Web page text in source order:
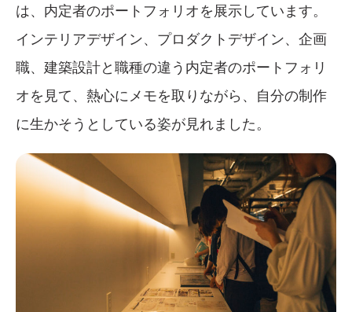
は、内定者のポートフォリオを展示しています。
インテリアデザイン、プロダクトデザイン、企画
職、建築設計と職種の違う内定者のポートフォリ
オを見て、熱心にメモを取りながら、自分の制作
に生かそうとしている姿が見れました。